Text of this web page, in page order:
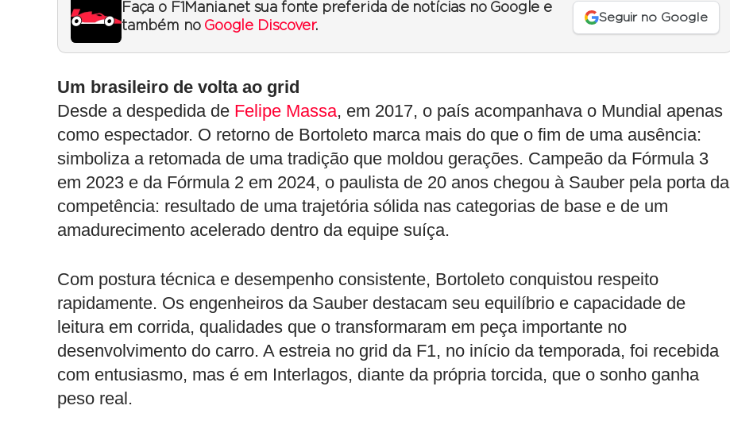
Faça o F1Mania.net sua fonte preferida de notícias no Google e
também no Google Discover.
Seguir no Google
Um brasileiro de volta ao grid
Desde a despedida de Felipe Massa, em 2017, o país acompanhava o Mundial apenas
como espectador. O retorno de Bortoleto marca mais do que o fim de uma ausência:
simboliza a retomada de uma tradição que moldou gerações. Campeão da Fórmula 3
em 2023 e da Fórmula 2 em 2024, o paulista de 20 anos chegou à Sauber pela porta da
competência: resultado de uma trajetória sólida nas categorias de base e de um
amadurecimento acelerado dentro da equipe suíça.
Com postura técnica e desempenho consistente, Bortoleto conquistou respeito
rapidamente. Os engenheiros da Sauber destacam seu equilíbrio e capacidade de
leitura em corrida, qualidades que o transformaram em peça importante no
desenvolvimento do carro. A estreia no grid da F1, no início da temporada, foi recebida
com entusiasmo, mas é em Interlagos, diante da própria torcida, que o sonho ganha
peso real.